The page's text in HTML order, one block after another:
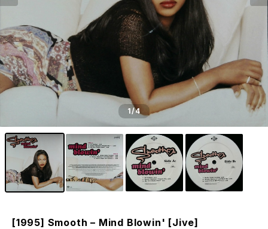
1/4
[1995] Smooth – Mind Blowin' [Jive]